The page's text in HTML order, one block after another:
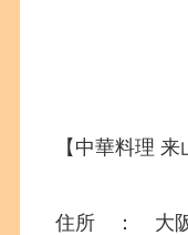
【中華料理 来
住所 ： 大阪